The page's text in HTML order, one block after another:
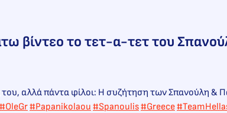
βίντεο το τετ-α-τετ του
αλλά πάντα φίλοι: Η συζήτηση των Σπανούλη &
#OleGr#Papanikolaou #Spanoulis#Greece